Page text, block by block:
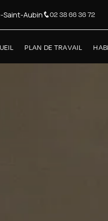
Saint-Aubin 02 38 66 36 72
PLAN DE TRAVAIL